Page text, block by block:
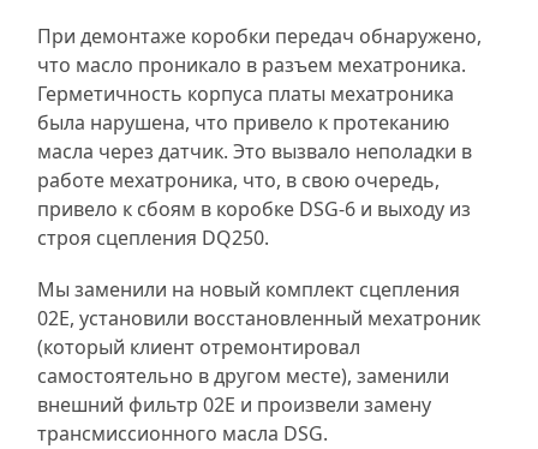
При демонтаже коробки передач обнаружено,
что масло проникало в разъем мехатроника.
Герметичность корпуса платы мехатроника
была нарушена, что привело к протеканию
масла через датчик. Это вызвало неполадки в
работе мехатроника, что, в свою очередь,
привело к сбоям в коробке DSG-6 и выходу из
строя сцепления DQ250.
Мы заменили на новый комплект сцепления
02Е, установили восстановленный мехатроник
(который клиент отремонтировал
самостоятельно в другом месте), заменили
внешний фильтр 02Е и произвели замену
трансмиссионного масла DSG.